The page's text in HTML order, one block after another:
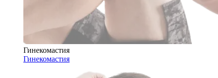
Гинекомастия
Гинекомастия